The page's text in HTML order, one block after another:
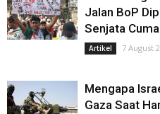
Jalan BoP
Senjata
Artikel 7 August
Mengapa
Gaza Saat